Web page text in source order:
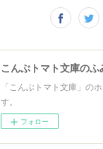
こんぶトマト文庫のふ
「こんぶトマト文庫」の
す。
フォロー